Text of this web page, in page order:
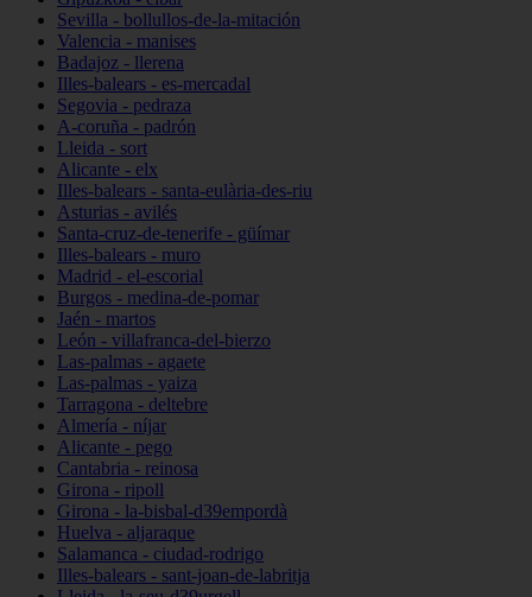
Sevilla - bollullos-de-la-mitación
Valencia - manises
Badajoz - llerena
Illes-balears - es-mercadal
Segovia - pedraza
A-coruña - padrón
Lleida - sort
Alicante - elx
Illes-balears - santa-eulària-des-riu
Asturias - avilés
Santa-cruz-de-tenerife - güímar
Illes-balears - muro
Madrid - el-escorial
Burgos - medina-de-pomar
Jaén - martos
León - villafranca-del-bierzo
Las-palmas - agaete
Las-palmas - yaiza
Tarragona - deltebre
Almería - níjar
Alicante - pego
Cantabria - reinosa
Girona - ripoll
Girona - la-bisbal-d39empordà
Huelva - aljaraque
Salamanca - ciudad-rodrigo
Illes-balears - sant-joan-de-labritja